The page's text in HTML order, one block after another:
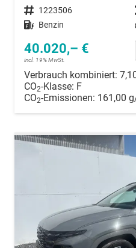
Fahrzeugnummer 1223506
Kraftstoff Benzin
40.020,– €
incl. 19% MwSt.
Verbrauch kombiniert:
CO2-Klasse: F
CO2-Emissionen: 161,00